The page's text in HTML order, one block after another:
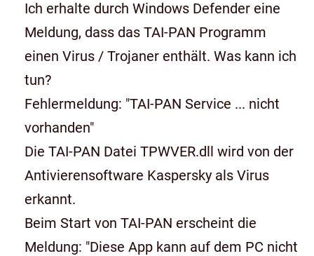
Ich erhalte durch Windows Defender eine
Meldung, dass das TAI-PAN Programm
einen Virus / Trojaner enthält. Was kann ich
tun?
Fehlermeldung: "TAI-PAN Service ... nicht
vorhanden"
Die TAI-PAN Datei TPWVER.dll wird von der
Antivierensoftware Kaspersky als Virus
erkannt.
Beim Start von TAI-PAN erscheint die
Meldung: "Diese App kann auf dem PC nicht